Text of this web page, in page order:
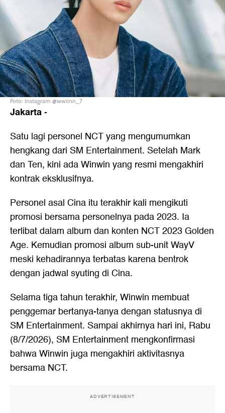
Foto: Instagram @wwiinn_7
Jakarta-
Satu lagi personel NCT yang mengumumkan
hengkang dari SM Entertainment. Setelah Mark
dan Ten, kini ada Winwin yang resmi mengakhiri
kontrak eksklusifnya.
Personel asal Cina itu terakhir kali mengikuti
promosi bersama personelnya pada 2023. Ia
terlibat dalam album dan konten NCT 2023 Golden
Age. Kemudian promosi album sub-unit WayV
meski kehadirannya terbatas karena bentrok
dengan jadwal syuting di Cina.
Selama tiga tahun terakhir, Winwin membuat
penggemar bertanya-tanya dengan statusnya di
SM Entertainment. Sampai akhirnya hari ini, Rabu
(8/7/2026), SM Entertainment mengkonfirmasi
bahwa Winwin juga mengakhiri aktivitasnya
bersama NCT.
ADVERTISEMENT